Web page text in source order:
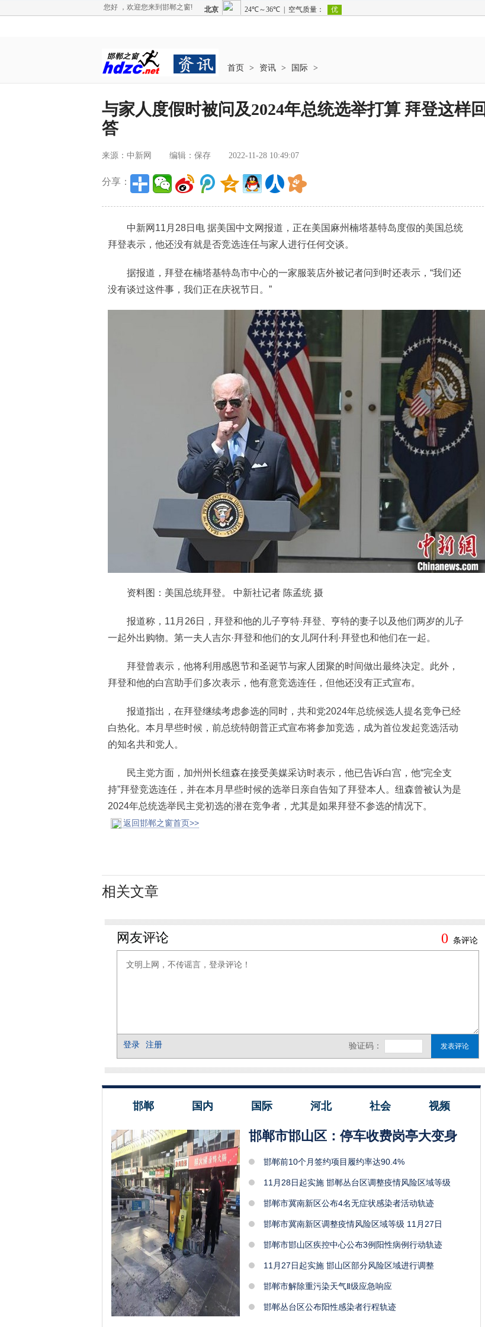
您好 ，欢迎您来到邯郸之窗!
首页 > 资讯 > 国际 >
与家人度假时被问及2024年总统选举打算 拜登这样回
答
来源：中新网 编辑：保存 2022-11-28 10:49:07
分享：
中新网11月28日电 据美国中文网报道，正在美国麻州楠塔基特岛度假的美国总统
拜登表示，他还没有就是否竞选连任与家人进行任何交谈。
据报道，拜登在楠塔基特岛市中心的一家服装店外被记者问到时还表示，“我们还
没有谈过这件事，我们正在庆祝节日。”
资料图：美国总统拜登。 中新社记者 陈孟统 摄
报道称，11月26日，拜登和他的儿子亨特·拜登、亨特的妻子以及他们两岁的儿子
一起外出购物。第一夫人吉尔·拜登和他们的女儿阿什利·拜登也和他们在一起。
拜登曾表示，他将利用感恩节和圣诞节与家人团聚的时间做出最终决定。此外，
拜登和他的白宫助手们多次表示，他有意竞选连任，但他还没有正式宣布。
报道指出，在拜登继续考虑参选的同时，共和党2024年总统候选人提名竞争已经
白热化。本月早些时候，前总统特朗普正式宣布将参加竞选，成为首位发起竞选活动
的知名共和党人。
民主党方面，加州州长纽森在接受美媒采访时表示，他已告诉白宫，他“完全支
持”拜登竞选连任，并在本月早些时候的选举日亲自告知了拜登本人。纽森曾被认为是
2024年总统选举民主党初选的潜在竞争者，尤其是如果拜登不参选的情况下。
返回邯郸之窗首页>>
相关文章
邯郸 国内 国际 河北 社会 视频
邯郸市邯山区：停车收费岗亭大变身
邯郸前10个月签约项目履约率达90.4%
11月28日起实施 邯郸丛台区调整疫情风险区域等级
邯郸市冀南新区公布4名无症状感染者活动轨迹
邯郸市冀南新区调整疫情风险区域等级 11月27日
邯郸市邯山区疾控中心公布3例阳性病例行动轨迹
11月27日起实施 邯山区部分风险区域进行调整
邯郸市解除重污染天气Ⅱ级应急响应
邯郸丛台区公布阳性感染者行程轨迹